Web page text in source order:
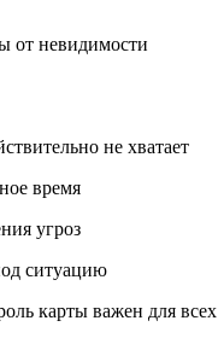
от невидимости
не хватает
время
угроз
ситуацию
карты важен для всех